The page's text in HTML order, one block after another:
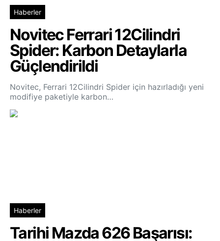
Haberler
Novitec Ferrari 12Cilindri
Spider: Karbon Detaylarla
Güçlendirildi
Novitec, Ferrari 12Cilindri Spider için hazırladığı yeni
modifiye paketiyle karbon…
Haberler
Tarihi Mazda 626 Başarısı: